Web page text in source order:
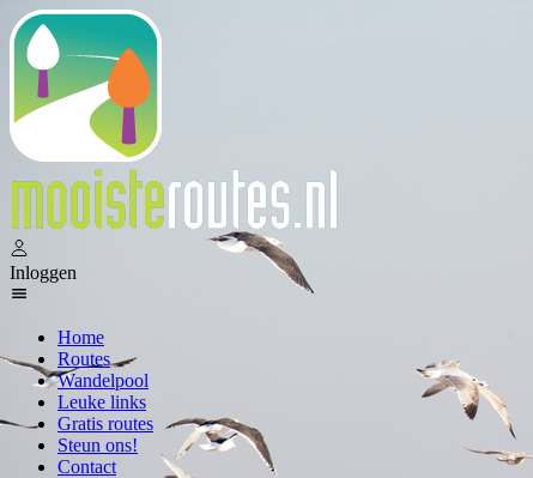
Inloggen
Home
Routes
Wandelpool
Leuke links
Gratis routes
Steun ons!
Contact